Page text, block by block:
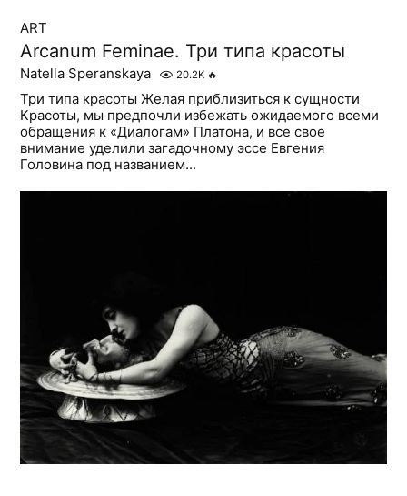
ART
Arcanum Feminae. Три типа красоты
Natella Speranskaya 20.2K 🔥
Три типа красоты Желая приблизиться к сущности
Красоты, мы предпочли избежать ожидаемого всеми
обращения к «Диалогам» Платона, и все свое
внимание уделили загадочному эссе Евгения
Головина под названием...